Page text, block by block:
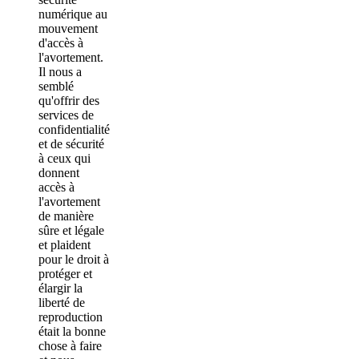
numérique au
mouvement
d'accès à
l'avortement.
Il nous a
semblé
qu'offrir des
services de
confidentialité
et de sécurité
à ceux qui
donnent
accès à
l'avortement
de manière
sûre et légale
et plaident
pour le droit à
protéger et
élargir la
liberté de
reproduction
était la bonne
chose à faire